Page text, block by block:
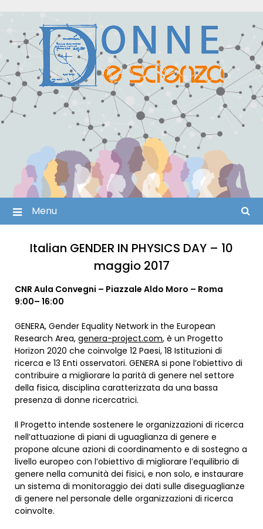
content
Menu
Italian GENDER IN PHYSICS DAY – 10
maggio 2017
CNR Aula Convegni – Piazzale Aldo Moro – Roma
9:00– 16:00
GENERA, Gender Equality Network in the European
Research Area, genera-project.com, è un Progetto
Horizon 2020 che coinvolge 12 Paesi, 18 Istituzioni di
ricerca e 13 Enti osservatori. GENERA si pone l’obiettivo di
contribuire a migliorare la parità di genere nel settore
della fisica, disciplina caratterizzata da una bassa
presenza di donne ricercatrici.
Il Progetto intende sostenere le organizzazioni di ricerca
nell’attuazione di piani di uguaglianza di genere e
propone alcune azioni di coordinamento e di sostegno a
livello europeo con l’obiettivo di migliorare l’equilibrio di
genere nella comunità dei fisici, e non solo, e instaurare
un sistema di monitoraggio dei dati sulle diseguaglianze
di genere nel personale delle organizzazioni di ricerca
coinvolte.